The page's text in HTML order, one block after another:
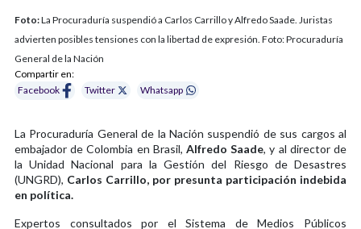
Foto:La Procuraduría suspendió a Carlos Carrillo y Alfredo Saade. Juristas
advierten posibles tensiones con la libertad de expresión. Foto: Procuraduría
General de la Nación
Compartir en:
Facebook
Twitter Whatsapp
La Procuraduría General de la Nación suspendió de sus cargos al
embajador de Colombia en Brasil, Alfredo Saade, y al director de
la Unidad Nacional para la Gestión del Riesgo de Desastres
(UNGRD), Carlos Carrillo, por presunta participación indebida
en política.
Expertos consultados por el Sistema de Medios Públicos